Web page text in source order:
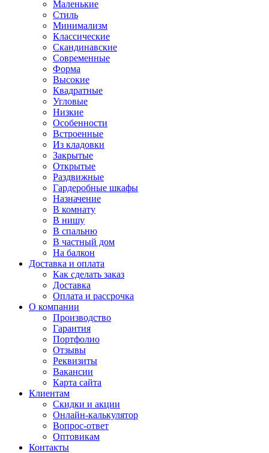
Маленькие
Стиль
Минимализм
Классические
Скандинавские
Современные
Форма
Высокие
Квадратные
Угловые
Низкие
Особенности
Встроенные
Из кладовки
Закрытые
Открытые
Раздвижные
Гардеробные шкафы
Назначение
В комнату
В нишу
В спальню
В частный дом
На балкон
Доставка и оплата
Как сделать заказ
Доставка
Оплата и рассрочка
О компании
Производство
Гарантия
Портфолио
Отзывы
Реквизиты
Вакансии
Карта сайта
Клиентам
Скидки и акции
Онлайн-калькулятор
Вопрос-ответ
Оптовикам
Контакты